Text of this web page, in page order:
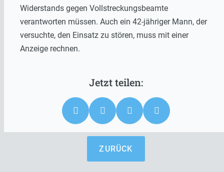
Widerstands gegen Vollstreckungsbeamte
verantworten müssen. Auch ein 42-jähriger Mann, der
versuchte, den Einsatz zu stören, muss mit einer
Anzeige rechnen.
ZURÜCK